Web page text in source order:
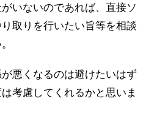
いないのであれば、直接ソ
取りを行いたい旨等を相談
悪くなるのは避けたいはず
考慮してくれるかと思いま